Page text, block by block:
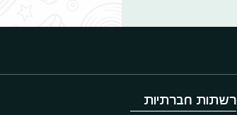
רשתות חברתיות